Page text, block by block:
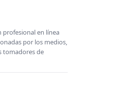
profesional en línea
por los medios,
tomadores de